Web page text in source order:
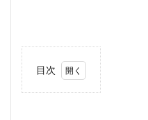
目次